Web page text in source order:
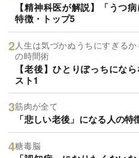
【精神科医が解説】「うつ
特徴・トップ5
人生は気づかぬうちにすぎる
の時間術
【老後】ひとりぼっちにな
スト1
筋肉が全て
「悲しい老後」になる人の特
糖毒脳